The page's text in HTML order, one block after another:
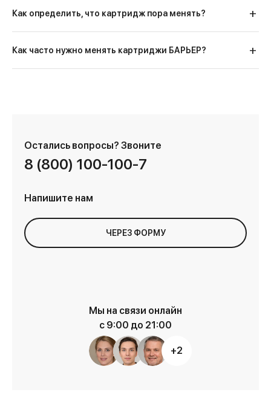
Как определить, что картридж пора менять?
Как часто нужно менять картриджи БАРЬЕР?
Остались вопросы? Звоните
8 (800) 100-100-7
Напишите нам
ЧЕРЕЗ ФОРМУ
Мы на связи онлайн
с 9:00 до 21:00
+2